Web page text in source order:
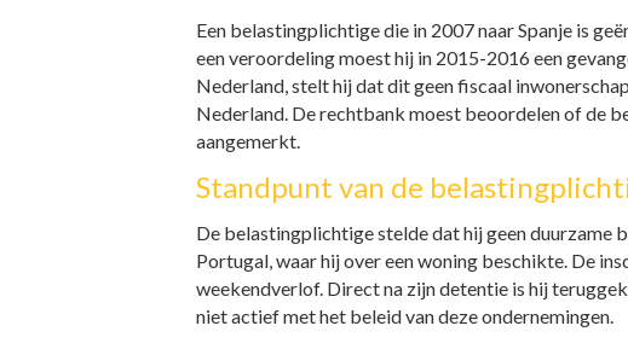
Een belastingplichtige die in 2007 naar Spanje is
een veroordeling moest hij in 2015-2016 een
Nederland, stelt hij dat dit geen fiscaal
Nederland. De rechtbank moest beoordelen of de
aangemerkt.
Standpunt van de
De belastingplichtige stelde dat hij geen duurzame
Portugal, waar hij over een woning beschikte. De
weekendverlof. Direct na zijn detentie is hij
niet actief met het beleid van deze ondernemingen.